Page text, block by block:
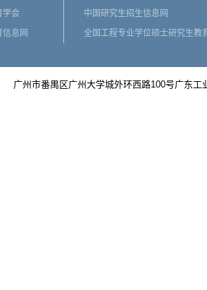
学会
信息网
中国研究生招生信息网
全国工程专业学位硕士研究生教
广州市番禺区广州大学城外环西路100号广东